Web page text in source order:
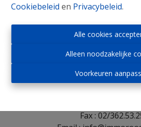
Cookiebeleid en Privacybeleid.
Alle cookies
Alleen noodzakelijke
Voorkeuren
Immo
Winderickxplein
1652
Fax : 02/